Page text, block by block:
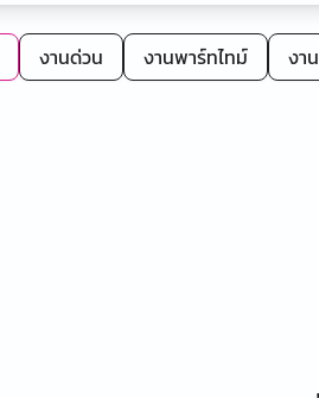
งานด่วน งานพาร์ทไทม์ งา